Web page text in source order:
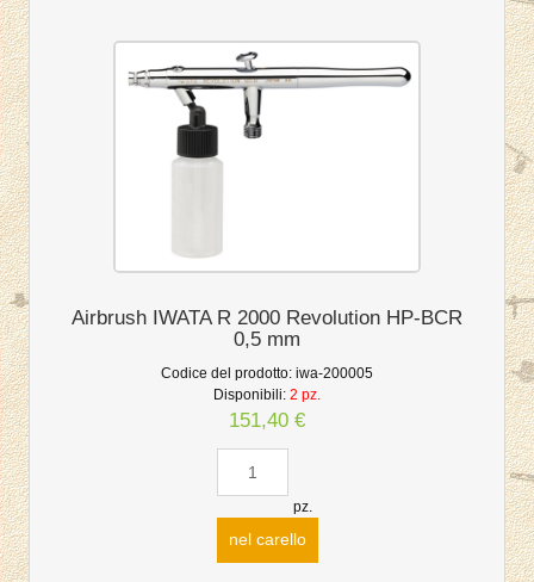
Airbrush IWATA R 2000 Revolution HP-BCR
0,5 mm
Codice del prodotto: iwa-200005
Disponibili: 2 pz.
151,40 €
pz.
nel carello